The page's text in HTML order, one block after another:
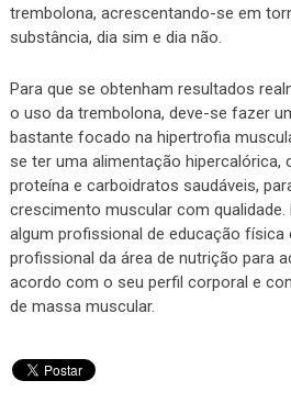
trembolona, acrescentando-se em
substância, dia sim e dia não.
Para que se obtenham resultados
o uso da trembolona, deve-se fazer
bastante focado na hipertrofia
se ter uma alimentação hipercalórica,
proteína e carboidratos saudáveis,
crescimento muscular com
algum profissional de educação física
profissional da área de nutrição para
acordo com o seu perfil corporal e
de massa muscular.